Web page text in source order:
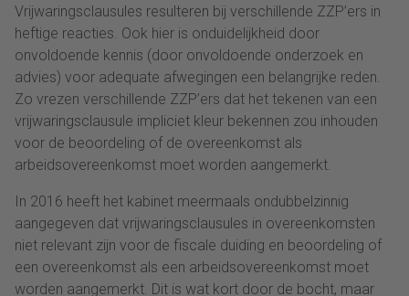
Vrijwaringsclausules resulteren bij verschillende ZZP’ers in
heftige reacties. Ook hier is onduidelijkheid door
onvoldoende kennis (door onvoldoende onderzoek en
advies) voor adequate afwegingen een belangrijke reden.
Zo vrezen verschillende ZZP’ers dat het tekenen van een
vrijwaringsclausule impliciet kleur bekennen zou inhouden
voor de beoordeling of de overeenkomst als
arbeidsovereenkomst moet worden aangemerkt.
In 2016 heeft het kabinet meermaals ondubbelzinnig
aangegeven dat vrijwaringsclausules in overeenkomsten
niet relevant zijn voor de fiscale duiding en beoordeling of
een overeenkomst als een arbeidsovereenkomst moet
worden aangemerkt. Dit is wat kort door de bocht, maar